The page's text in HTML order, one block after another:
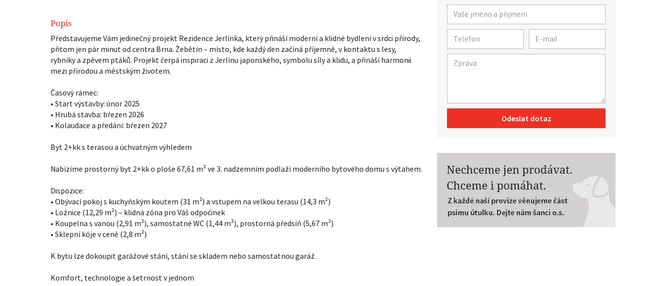
Popis
Představujeme Vám jedinečný projekt Rezidence Jerlínka, který přináší moderní a klidné bydlení v srdci přírody,
přitom jen pár minut od centra Brna. Žebětín – místo, kde každý den začíná příjemně, v kontaktu s lesy,
rybníky a zpěvem ptáků. Projekt čerpá inspiraci z Jerlínu japonského, symbolu síly a klidu, a přináší harmonii
mezi přírodou a městským životem.
Časový rámec:
• Start výstavby: únor 2025
• Hrubá stavba: březen 2026
• Kolaudace a předání: březen 2027
Byt 2+kk s terasou a úchvatným výhledem
Nabízíme prostorný byt 2+kk o ploše 67,61 m² ve 3. nadzemním podlaží moderního bytového domu s výtahem.
Dispozice:
• Obývací pokoj s kuchyňským koutem (31 m²) a vstupem na velkou terasu (14,3 m²)
• Ložnice (12,29 m²) – klidná zóna pro Váš odpočinek
• Koupelna s vanou (2,91 m²), samostatné WC (1,44 m²), prostorná předsíň (5,67 m²)
• Sklepní kóje v ceně (2,8 m²)
K bytu lze dokoupit garážové stání, stání se skladem nebo samostatnou garáž.
Komfort, technologie a šetrnost v jednom
Odeslat dotaz